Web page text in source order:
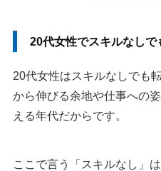
3.自分の経験をスキルとし
20代女性がスキルなしで転職
1.正社員だけにこだわらず
2.複数の転職サイト・エー
4.これまでの経験を棚卸し
20代女性でスキルなしで
20代女性はスキルなしでも
から伸びる余地や仕事への
える年代だからです。
ここで言う「スキルなし」